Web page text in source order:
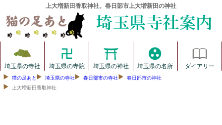
上大増新田香取神社。春日部市上大増新田の神社
埼玉県の寺社 埼玉県の寺院 埼玉県の神社 埼玉県の名所 ダイアリー
猫の足あと 埼玉県の寺社 春日部市の寺社
春日部市の神社
上大増新田香取神社